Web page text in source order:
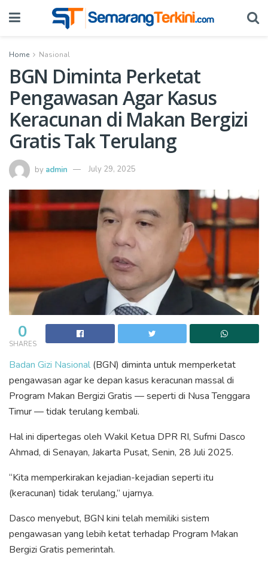
Home Nasional
BGN Diminta Perketat
Pengawasan Agar Kasus
Keracunan di Makan Bergizi
Gratis Tak Terulang
by admin July 29, 2025
0
SHARES
Badan Gizi Nasional (BGN) diminta untuk memperketat
pengawasan agar ke depan kasus keracunan massal di
Program Makan Bergizi Gratis — seperti di Nusa Tenggara
Timur — tidak terulang kembali.
Hal ini dipertegas oleh Wakil Ketua DPR RI, Sufmi Dasco
Ahmad, di Senayan, Jakarta Pusat, Senin, 28 Juli 2025.
“Kita memperkirakan kejadian-kejadian seperti itu
(keracunan) tidak terulang,” ujarnya.
Dasco menyebut, BGN kini telah memiliki sistem
pengawasan yang lebih ketat terhadap Program Makan
Bergizi Gratis pemerintah.